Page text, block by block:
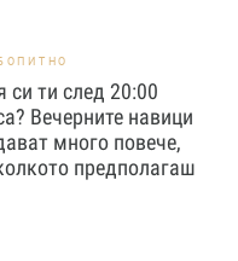
си ти след 20:00
Вечерните навици
много повече,
предполагаш